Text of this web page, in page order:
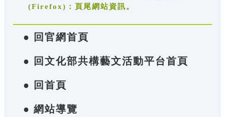
(Firefox)：頁尾網站資訊。
● 回官網首頁
● 回文化部共構藝文活動平台首頁
● 回首頁
● 網站導覽